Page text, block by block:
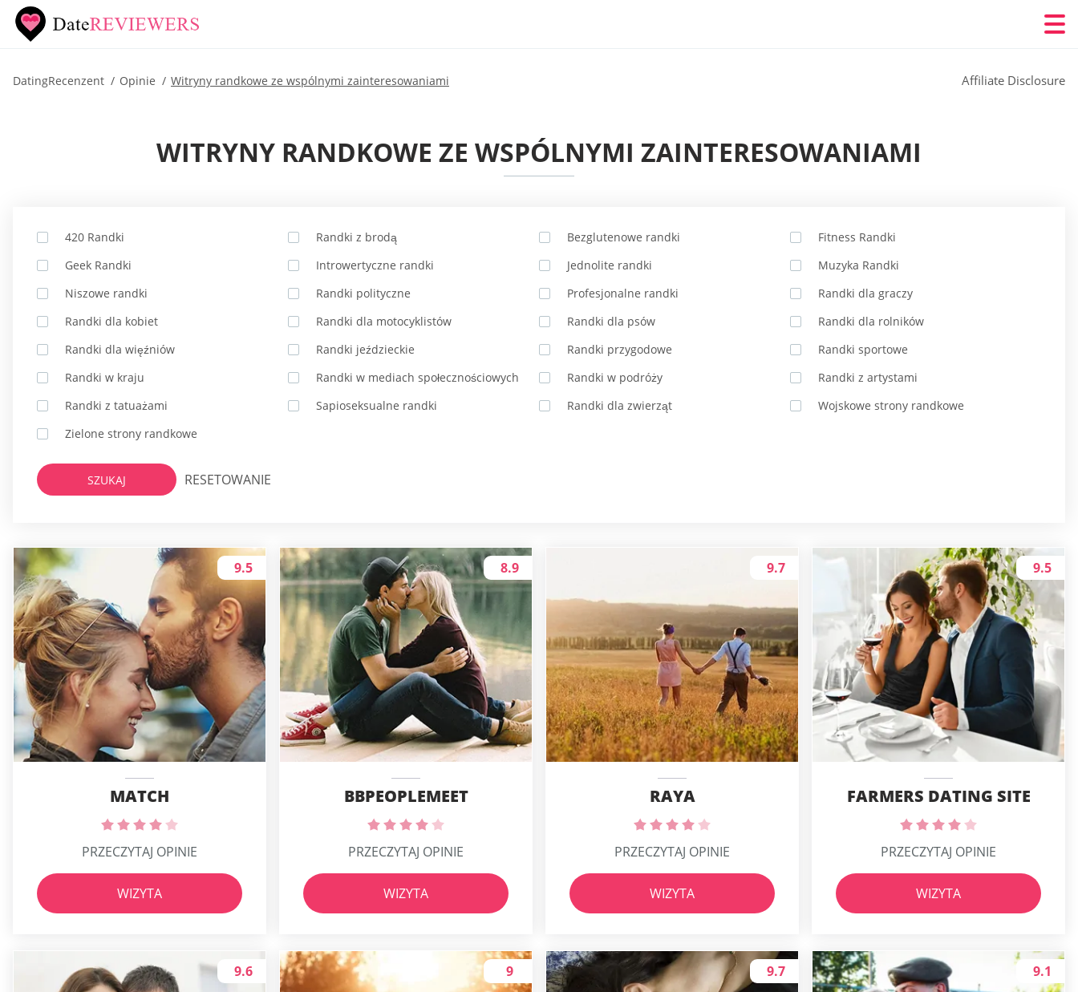
DatingRecenzent Opinie Witryny randkowe ze wspólnymi zainteresowaniami Affiliate Disclosure
WITRYNY RANDKOWE ZE WSPÓLNYMI ZAINTERESOWANIAMI
420 Randki Randki z brodą Bezglutenowe randki
Fitness Randki
Geek Randki
Introwertyczne randki Jednolite randki
Muzyka Randki
Niszowe randki
Randki polityczne Profesjonalne randki
Randki dla graczy
Randki dla kobiet
Randki dla motocyklistów Randki dla psów
Randki dla rolników
Randki dla więźniów
Randki jeździeckie Randki przygodowe
Randki sportowe
Randki w kraju
Randki w mediach społecznościowych Randki w podróży
Randki z artystami
Randki z tatuażami
Sapioseksualne randki Randki dla zwierząt
Wojskowe strony randkowe
Zielone strony randkowe
SZUKAJ RESETOWANIE
MATCH
9.5
PRZECZYTAJ OPINIE
WIZYTA
BBPEOPLEMEET
8.9
PRZECZYTAJ OPINIE
WIZYTA
RAYA
9.7
PRZECZYTAJ OPINIE
WIZYTA
FARMERS DATING SITE
9.5
PRZECZYTAJ OPINIE
WIZYTA
9.6 9 9.7 9.1